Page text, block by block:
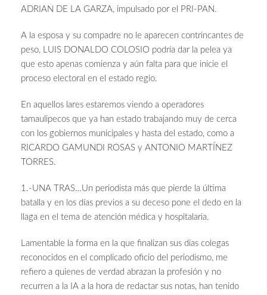
ADRIAN DE LA GARZA, impulsado por el PRI-PAN.
A la esposa y su compadre no le aparecen contrincantes de
peso, LUIS DONALDO COLOSIO podría dar la pelea ya
que esto apenas comienza y aún falta para que inicie el
proceso electoral en el estado regio.
En aquellos lares estaremos viendo a operadores
tamaulipecos que ya han estado trabajando muy de cerca
con los gobiernos municipales y hasta del estado, como a
RICARDO GAMUNDI ROSAS y ANTONIO MARTÍNEZ
TORRES.
1.-UNA TRAS…Un periodista más que pierde la última
batalla y en los días previos a su deceso pone el dedo en la
llaga en el tema de atención médica y hospitalaria.
Lamentable la forma en la que finalizan sus días colegas
reconocidos en el complicado oficio del periodismo, me
refiero a quienes de verdad abrazan la profesión y no
recurren a la IA a la hora de redactar sus notas, han tenido